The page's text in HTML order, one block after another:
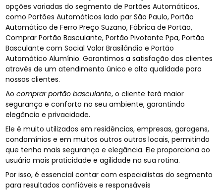
opções variadas do segmento de Portões Automáticos,
como Portões Automáticos lado par São Paulo, Portão
Automático de Ferro Preço Suzano, Fábrica de Portão,
Comprar Portão Basculante, Portão Pivotante Ppa, Portão
Basculante com Social Valor Brasilândia e Portão
Automático Alumínio. Garantimos a satisfação dos clientes
através de um atendimento único e alta qualidade para
nossos clientes.
Aocomprar portão basculante, o cliente terá maior
segurança e conforto no seu ambiente, garantindo
elegância e privacidade.
Ele é muito utilizados em residências, empresas, garagens,
condomínios e em muitos outros outros locais, permitindo
que tenha mais segurança e elegância. Ele proporciona ao
usuário mais praticidade e agilidade na sua rotina.
Por isso, é essencial contar com especialistas do segmento
para resultados confiáveis e responsáveis